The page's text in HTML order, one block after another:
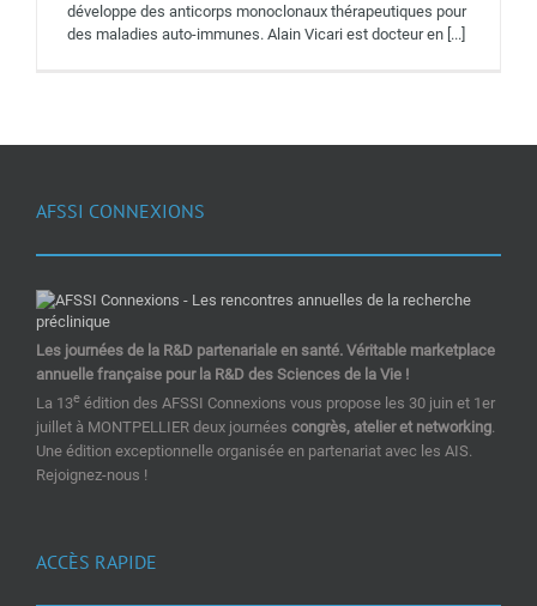
développe des anticorps monoclonaux thérapeutiques pour
des maladies auto-immunes. Alain Vicari est docteur en [...]
AFSSI CONNEXIONS
Les journées de la R&D partenariale en santé. Véritable marketplace
annuelle française pour la R&D des Sciences de la Vie !
La 13e édition des AFSSI Connexions vous propose les 30 juin et 1er
juillet à MONTPELLIER deux journées congrès, atelier et networking.
Une édition exceptionnelle organisée en partenariat avec les AIS.
Rejoignez-nous !
ACCÈS RAPIDE